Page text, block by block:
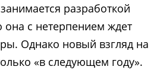
разработкой
она с нетерпением ждет
Однако новый взгляд на
«в следующем году».